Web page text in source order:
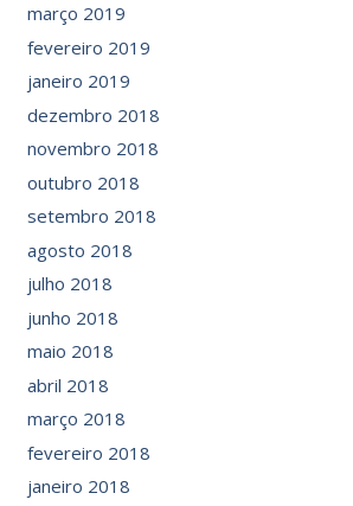
março 2019
fevereiro 2019
janeiro 2019
dezembro 2018
novembro 2018
outubro 2018
setembro 2018
agosto 2018
julho 2018
junho 2018
maio 2018
abril 2018
março 2018
fevereiro 2018
janeiro 2018